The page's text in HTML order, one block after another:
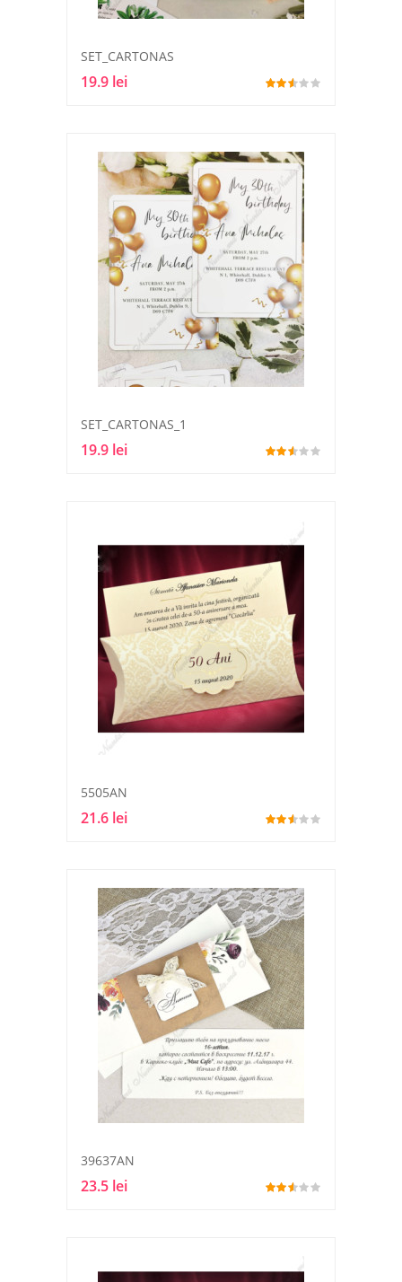
SET_CARTONAS
19.9 lei
SET_CARTONAS_1
19.9 lei
5505AN
21.6 lei
39637AN
23.5 lei